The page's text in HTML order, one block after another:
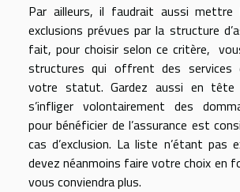
Par ailleurs, il faudrait aussi mettre
exclusions prévues par la structure
fait, pour choisir selon ce critère,
structures qui offrent des services
votre statut. Gardez aussi en
s’infliger volontairement des
pour bénéficier de l’assurance est
cas d’exclusion. La liste n’étant pas
devez néanmoins faire votre choix en
vous conviendra plus.